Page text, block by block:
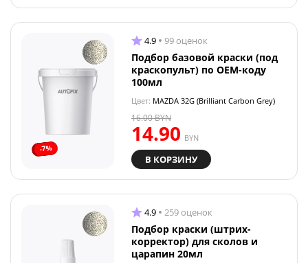
-7%
4.9 99 оценок
Подбор базовой краски (под
краскопульт) по OEM-коду
100мл
Цвет: MAZDA 32G (Brilliant Carbon Grey)
14.90 BYN
16.00BYN
В КОРЗИНУ
4.9 259 оценок
Подбор краски (штрих-
корректор) для сколов и
царапин 20мл